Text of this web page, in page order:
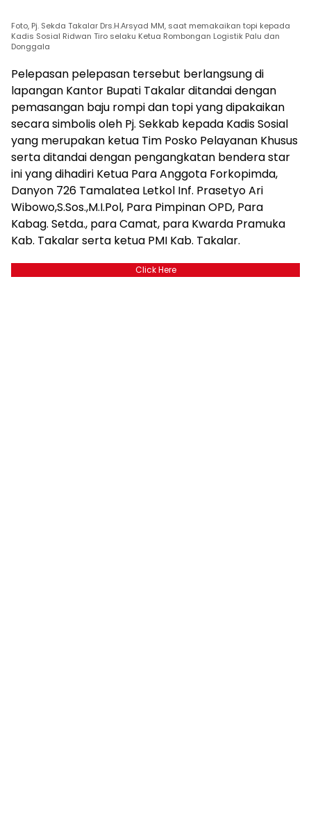
Foto, Pj. Sekda Takalar Drs.H.Arsyad MM, saat memakaikan topi kepada
Kadis Sosial Ridwan Tiro selaku Ketua Rombongan Logistik Palu dan
Donggala
Pelepasan pelepasan tersebut berlangsung di
lapangan Kantor Bupati Takalar ditandai dengan
pemasangan baju rompi dan topi yang dipakaikan
secara simbolis oleh Pj. Sekkab kepada Kadis Sosial
yang merupakan ketua Tim Posko Pelayanan Khusus
serta ditandai dengan pengangkatan bendera star
ini yang dihadiri Ketua Para Anggota Forkopimda,
Danyon 726 Tamalatea Letkol Inf. Prasetyo Ari
Wibowo,S.Sos.,M.I.Pol, Para Pimpinan OPD, Para
Kabag. Setda., para Camat, para Kwarda Pramuka
Kab. Takalar serta ketua PMI Kab. Takalar.
Click Here